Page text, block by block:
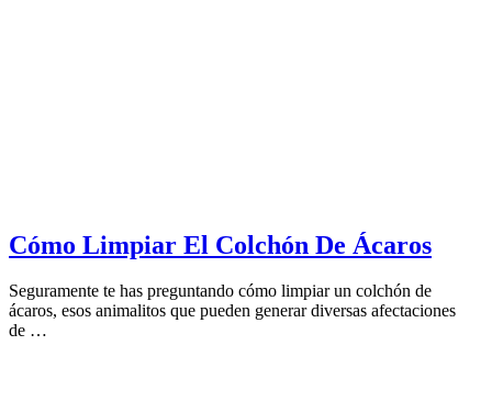
Cómo Limpiar El Colchón De Ácaros
Seguramente te has preguntando cómo limpiar un colchón de
ácaros, esos animalitos que pueden generar diversas afectaciones
de …